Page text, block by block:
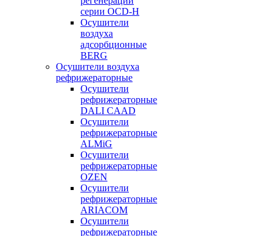
серии OСD-H
Осушители
воздуха
адсорбционные
BERG
Осушители воздуха
рефрижераторные
Осушители
рефрижераторные
DALI CAAD
Осушители
рефрижераторные
ALMiG
Осушители
рефрижераторные
OZEN
Осушители
рефрижераторные
ARIACOM
Осушители
рефрижераторные